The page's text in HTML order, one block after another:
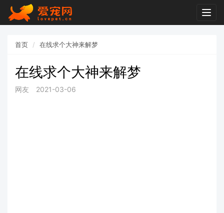
首页 在线求个大神来解梦
在线求个大神来解梦
网友 2021-03-06